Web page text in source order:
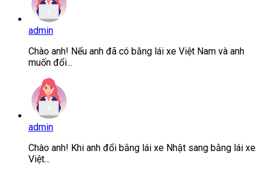
admin
Chào anh! Nếu anh đã có bằng lái xe Việt Nam và anh
muốn đổi...
admin
Chào anh! Khi anh đổi bằng lái xe Nhật sang bằng lái xe
Việt...